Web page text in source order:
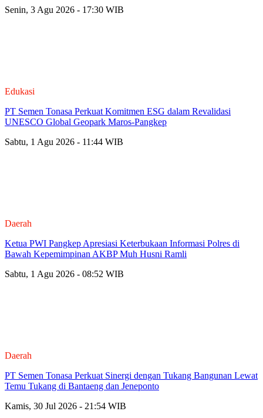
Senin, 3 Agu 2026 - 17:30 WIB
Edukasi
PT Semen Tonasa Perkuat Komitmen ESG dalam Revalidasi
UNESCO Global Geopark Maros-Pangkep
Sabtu, 1 Agu 2026 - 11:44 WIB
Daerah
Ketua PWI Pangkep Apresiasi Keterbukaan Informasi Polres di
Bawah Kepemimpinan AKBP Muh Husni Ramli
Sabtu, 1 Agu 2026 - 08:52 WIB
Daerah
PT Semen Tonasa Perkuat Sinergi dengan Tukang Bangunan Lewat
Temu Tukang di Bantaeng dan Jeneponto
Kamis, 30 Jul 2026 - 21:54 WIB